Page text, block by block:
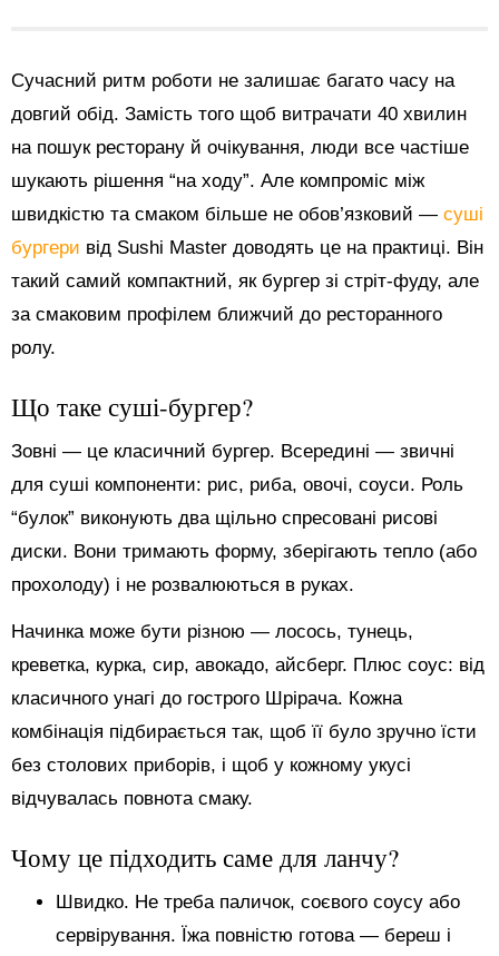
Сучасний ритм роботи не залишає багато часу на
довгий обід. Замість того щоб витрачати 40 хвилин
на пошук ресторану й очікування, люди все частіше
шукають рішення “на ходу”. Але компроміс між
швидкістю та смаком більше не обов’язковий — суші
бургери від Sushi Master доводять це на практиці. Він
такий самий компактний, як бургер зі стріт-фуду, але
за смаковим профілем ближчий до ресторанного
ролу.
Що таке суші-бургер?
Зовні — це класичний бургер. Всередині — звичні
для суші компоненти: рис, риба, овочі, соуси. Роль
“булок” виконують два щільно спресовані рисові
диски. Вони тримають форму, зберігають тепло (або
прохолоду) і не розвалюються в руках.
Начинка може бути різною — лосось, тунець,
креветка, курка, сир, авокадо, айсберг. Плюс соус: від
класичного унагі до гострого Шрірача. Кожна
комбінація підбирається так, щоб її було зручно їсти
без столових приборів, і щоб у кожному укусі
відчувалась повнота смаку.
Чому це підходить саме для ланчу?
Швидко. Не треба паличок, соєвого соусу або
сервірування. Їжа повністю готова — береш і